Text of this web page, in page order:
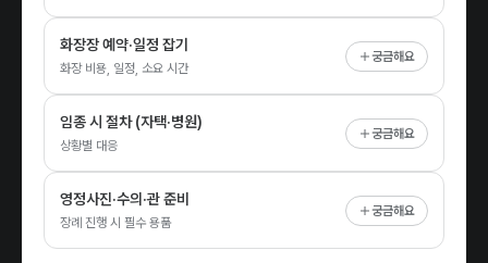
화장장 예약·일정 잡기
화장 비용, 일정, 소요 시간
궁금해요
임종 시 절차 (자택·병원)
상황별 대응
궁금해요
영정사진·수의·관 준비
장례 진행 시 필수 용품
궁금해요